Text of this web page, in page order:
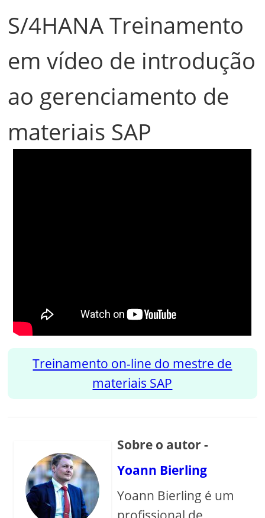
S/4HANA Treinamento
em vídeo de introdução
ao gerenciamento de
materiais SAP
Treinamento on-line do mestre de
materiais SAP
Sobre o autor -
Yoann Bierling
Yoann Bierling é um